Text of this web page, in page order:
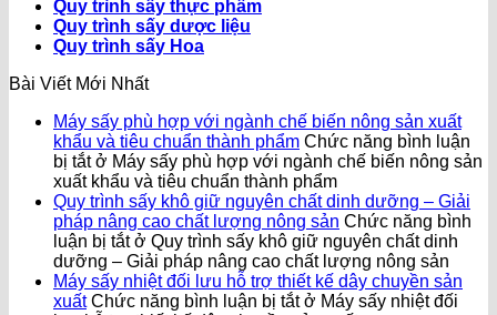
Quy trình sấy thực phẩm
Quy trình sấy dược liệu
Quy trình sấy Hoa
Bài Viết Mới Nhất
Máy sấy phù hợp với ngành chế biến nông sản xuất
khẩu và tiêu chuẩn thành phẩm Chức năng bình luận
bị tắtở Máy sấy phù hợp với ngành chế biến nông sản
xuất khẩu và tiêu chuẩn thành phẩm
Quy trình sấy khô giữ nguyên chất dinh dưỡng – Giải
pháp nâng cao chất lượng nông sản Chức năng bình
luận bị tắtở Quy trình sấy khô giữ nguyên chất dinh
dưỡng – Giải pháp nâng cao chất lượng nông sản
Máy sấy nhiệt đối lưu hỗ trợ thiết kế dây chuyền sản
xuất Chức năng bình luận bị tắtở Máy sấy nhiệt đối